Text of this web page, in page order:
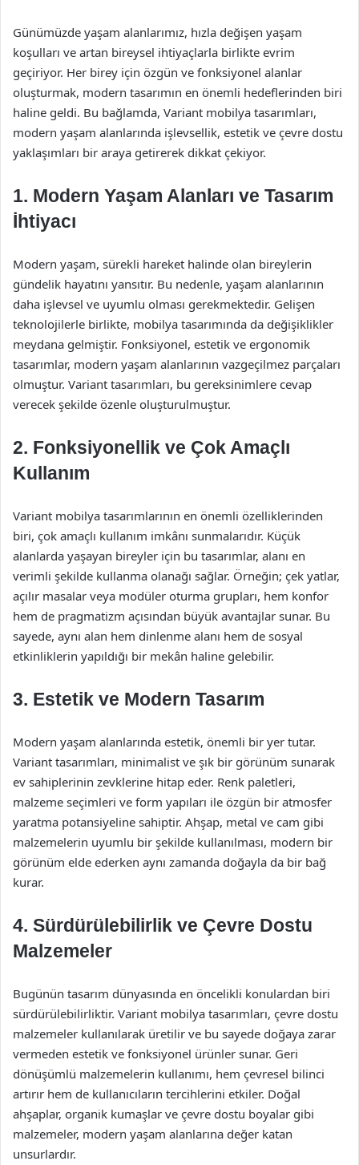
Günümüzde yaşam alanlarımız, hızla değişen yaşam
koşulları ve artan bireysel ihtiyaçlarla birlikte evrim
geçiriyor. Her birey için özgün ve fonksiyonel alanlar
oluşturmak, modern tasarımın en önemli hedeflerinden biri
haline geldi. Bu bağlamda, Variant mobilya tasarımları,
modern yaşam alanlarında işlevsellik, estetik ve çevre dostu
yaklaşımları bir araya getirerek dikkat çekiyor.
1. Modern Yaşam Alanları ve Tasarım
İhtiyacı
Modern yaşam, sürekli hareket halinde olan bireylerin
gündelik hayatını yansıtır. Bu nedenle, yaşam alanlarının
daha işlevsel ve uyumlu olması gerekmektedir. Gelişen
teknolojilerle birlikte, mobilya tasarımında da değişiklikler
meydana gelmiştir. Fonksiyonel, estetik ve ergonomik
tasarımlar, modern yaşam alanlarının vazgeçilmez parçaları
olmuştur. Variant tasarımları, bu gereksinimlere cevap
verecek şekilde özenle oluşturulmuştur.
2. Fonksiyonellik ve Çok Amaçlı
Kullanım
Variant mobilya tasarımlarının en önemli özelliklerinden
biri, çok amaçlı kullanım imkânı sunmalarıdır. Küçük
alanlarda yaşayan bireyler için bu tasarımlar, alanı en
verimli şekilde kullanma olanağı sağlar. Örneğin; çek yatlar,
açılır masalar veya modüler oturma grupları, hem konfor
hem de pragmatizm açısından büyük avantajlar sunar. Bu
sayede, aynı alan hem dinlenme alanı hem de sosyal
etkinliklerin yapıldığı bir mekân haline gelebilir.
3. Estetik ve Modern Tasarım
Modern yaşam alanlarında estetik, önemli bir yer tutar.
Variant tasarımları, minimalist ve şık bir görünüm sunarak
ev sahiplerinin zevklerine hitap eder. Renk paletleri,
malzeme seçimleri ve form yapıları ile özgün bir atmosfer
yaratma potansiyeline sahiptir. Ahşap, metal ve cam gibi
malzemelerin uyumlu bir şekilde kullanılması, modern bir
görünüm elde ederken aynı zamanda doğayla da bir bağ
kurar.
4. Sürdürülebilirlik ve Çevre Dostu
Malzemeler
Bugünün tasarım dünyasında en öncelikli konulardan biri
sürdürülebilirliktir. Variant mobilya tasarımları, çevre dostu
malzemeler kullanılarak üretilir ve bu sayede doğaya zarar
vermeden estetik ve fonksiyonel ürünler sunar. Geri
dönüşümlü malzemelerin kullanımı, hem çevresel bilinci
artırır hem de kullanıcıların tercihlerini etkiler. Doğal
ahşaplar, organik kumaşlar ve çevre dostu boyalar gibi
malzemeler, modern yaşam alanlarına değer katan
unsurlardır.